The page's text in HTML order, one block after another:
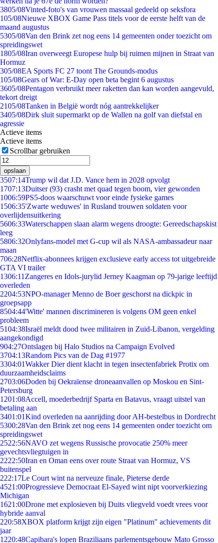
3805/08Vinted-foto's van vrouwen massaal gedeeld op seksfora
105/08Nieuwe XBOX Game Pass titels voor de eerste helft van de
maand augustus
5305/08Van den Brink zet nog eens 14 gemeenten onder toezicht om
spreidingswet
1805/08Iran overweegt Europese hulp bij ruimen mijnen in Straat van
Hormuz
305/08EA Sports FC 27 toont The Grounds-modus
105/08Gears of War: E-Day open beta begint 6 augustus
3605/08Pentagon verbruikt meer raketten dan kan worden aangevuld,
tekort dreigt
2105/08Tanken in België wordt nóg aantrekkelijker
3405/08Dirk sluit supermarkt op de Wallen na golf van diefstal en
agressie
Actieve items
Actieve items
Scrollbar gebruiken
opslaan
3507:14Trump wil dat J.D. Vance hem in 2028 opvolgt
1707:13Duitser (93) crasht met quad tegen boom, vier gewonden
1006:59PS5-doos waarschuwt voor einde fysieke games
1506:35'Zwarte weduwes' in Rusland trouwen soldaten voor
overlijdensuitkering
5606:33Waterschappen slaan alarm wegens droogte: Gereedschapskist
leeg
5806:32Onlyfans-model met G-cup wil als NASA-ambassadeur naar
maan
706:28Netflix-abonnees krijgen exclusieve early access tot uitgebreide
GTA VI trailer
1306:11 Zangeres en Idols-jurylid Jerney Kaagman op 79-jarige leeftijd
overleden
2204:53NPO-manager Menno de Boer geschorst na dickpic in
groepsapp
8504:44'Witte' mannen discrimineren is volgens OM geen enkel
probleem
5104:38Israël meldt dood twee militairen in Zuid-Libanon, vergelding
aangekondigd
904:27Ontslagen bij Halo Studios na Campaign Evolved
3704:13Random Pics van de Dag #1977
3304:01Wakker Dier dient klacht in tegen insectenfabriek Protix om
duurzaamheidsclaims
2703:06Doden bij Oekraïense droneaanvallen op Moskou en Sint-
Petersburg
1201:08Accell, moederbedrijf Sparta en Batavus, vraagt uitstel van
betaling aan
3401:01Kind overleden na aanrijding door AH-bestelbus in Dordrecht
5300:28Van den Brink zet nog eens 14 gemeenten onder toezicht om
spreidingswet
2522:56NAVO zet wegens Russische provocatie 250% meer
gevechtsvliegtuigen in
2222:50Iran en Oman eens over route Straat van Hormuz, VS
buitenspel
222:17Le Court wint na nerveuze finale, Pieterse derde
4521:00Progressieve Democraat El-Sayed wint nipt voorverkiezing
Michigan
1621:00Drone met explosieven bij Duits vliegveld voedt vrees voor
hybride aanval
220:58XBOX platform krijgt zijn eigen "Platinum" achievements dit
jaar
1220:48Capibara's lopen Braziliaans parlementsgebouw Mato Grosso